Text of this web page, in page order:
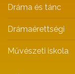
Dráma és tánc
Drámaérettségi
Művészeti iskola